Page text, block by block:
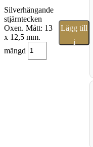
Silverhängande
stjärntecken
Oxen. Mått: 13
x 12,5 mm.
mängd
Lägg till
i